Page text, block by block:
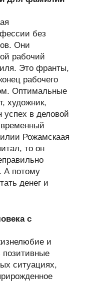
без
Они
рабочий
Это франты,
рабочего
Оптимальные
художник,
успех в деловой
Рожамскаая
то он
А потому
денег и
с
и
позитивные
ситуациях,